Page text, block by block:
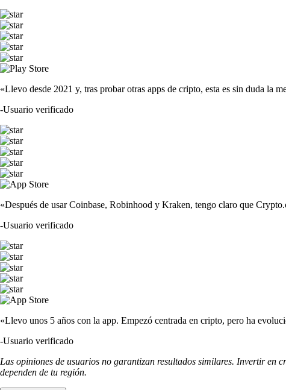
«Llevo desde 2021 y, tras probar otras apps de cripto, esta es sin duda la
-Usuario verificado
«Después de usar Coinbase, Robinhood y Kraken, tengo claro que
-Usuario verificado
«Llevo unos 5 años con la app. Empezó centrada en cripto, pero ha
-Usuario verificado
Las opiniones de usuarios no garantizan resultados similares. Invertir en
dependen de tu región.